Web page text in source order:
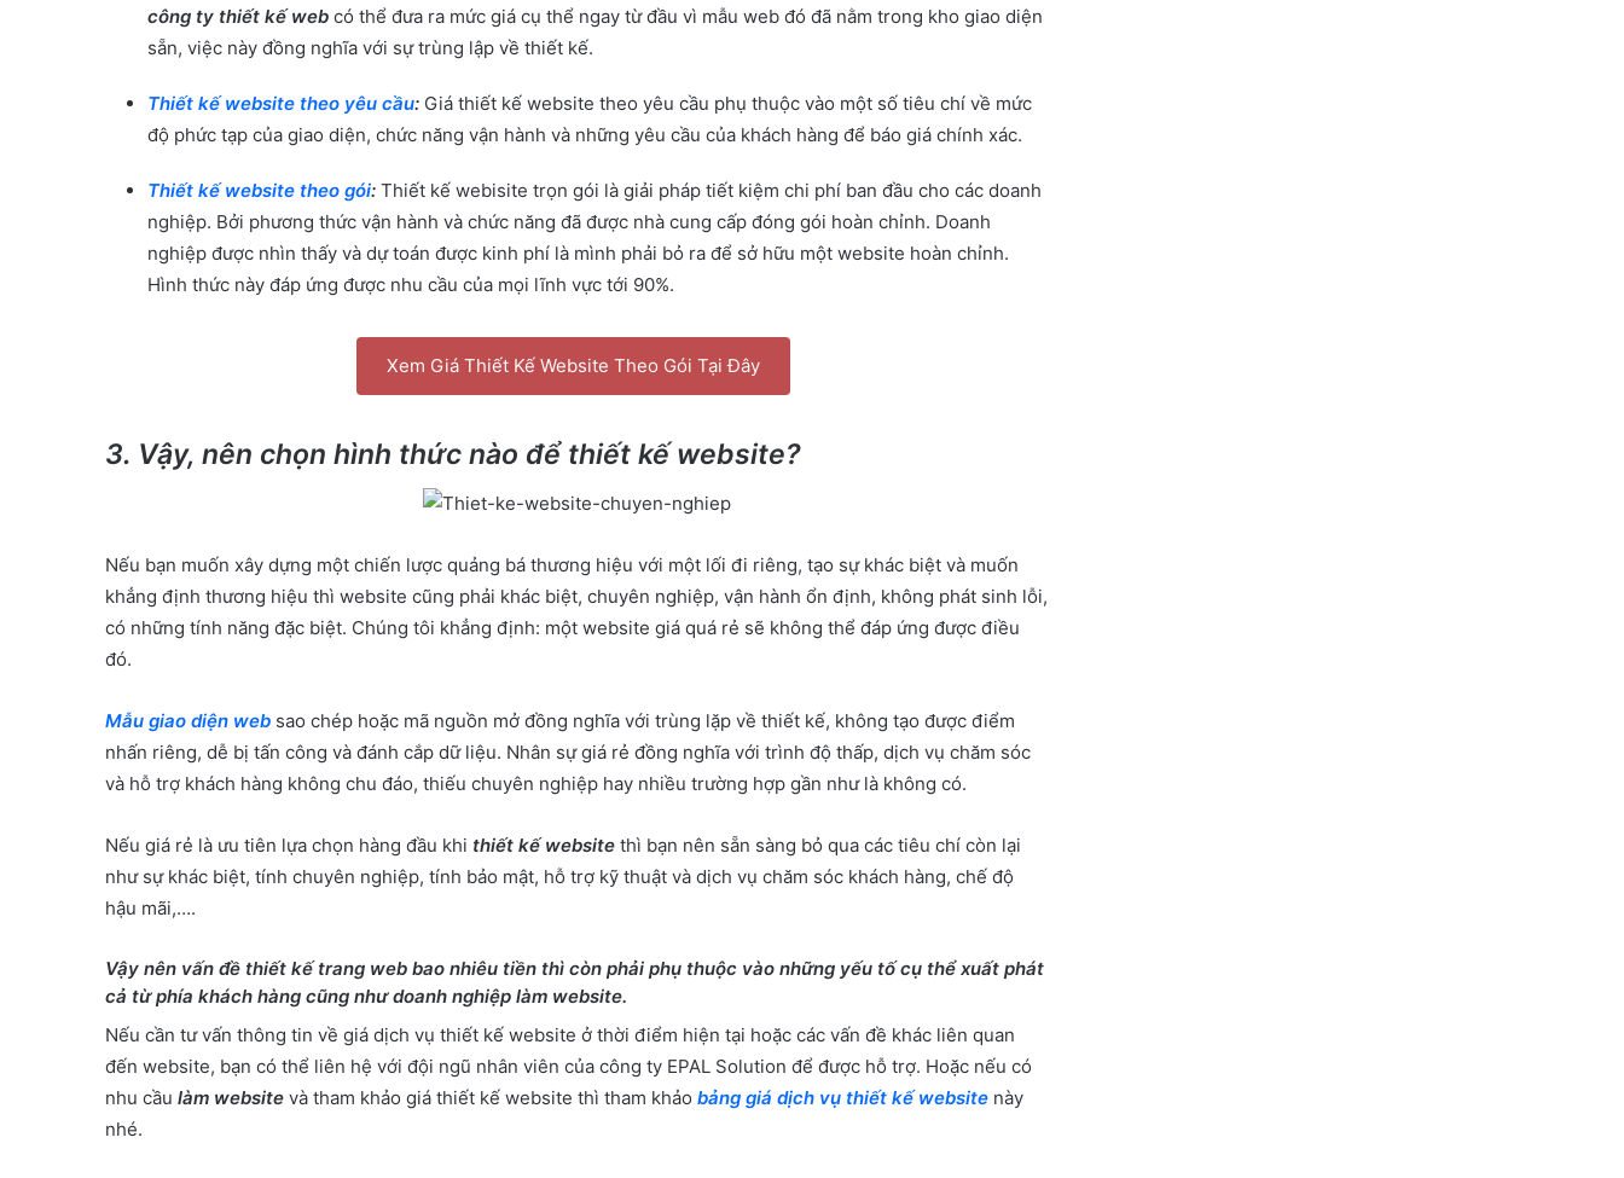
công ty thiết kế web có thể đưa ra mức giá cụ thể ngay từ đầu vì mẫu web đó đã nằm trong kho giao diện
sẵn, việc này đồng nghĩa với sự trùng lập về thiết kế.
Thiết kế website theo yêu cầu: Giá thiết kế website theo yêu cầu phụ thuộc vào một số tiêu chí về mức
độ phức tạp của giao diện, chức năng vận hành và những yêu cầu của khách hàng để báo giá chính xác.
Thiết kế website theo gói: Thiết kế webisite trọn gói là giải pháp tiết kiệm chi phí ban đầu cho các doanh
nghiệp. Bởi phương thức vận hành và chức năng đã được nhà cung cấp đóng gói hoàn chỉnh. Doanh
nghiệp được nhìn thấy và dự toán được kinh phí là mình phải bỏ ra để sở hữu một website hoàn chỉnh.
Hình thức này đáp ứng được nhu cầu của mọi lĩnh vực tới 90%.
Xem Giá Thiết Kế Website Theo Gói Tại Đây
3. Vậy, nên chọn hình thức nào để thiết kế website?
Nếu bạn muốn xây dựng một chiến lược quảng bá thương hiệu với một lối đi riêng, tạo sự khác biệt và muốn
khẳng định thương hiệu thì website cũng phải khác biệt, chuyên nghiệp, vận hành ổn định, không phát sinh lỗi,
có những tính năng đặc biệt. Chúng tôi khẳng định: một website giá quá rẻ sẽ không thể đáp ứng được điều
đó.
Mẫu giao diện web sao chép hoặc mã nguồn mở đồng nghĩa với trùng lặp về thiết kế, không tạo được điểm
nhấn riêng, dễ bị tấn công và đánh cắp dữ liệu. Nhân sự giá rẻ đồng nghĩa với trình độ thấp, dịch vụ chăm sóc
và hỗ trợ khách hàng không chu đáo, thiếu chuyên nghiệp hay nhiều trường hợp gần như là không có.
Nếu giá rẻ là ưu tiên lựa chọn hàng đầu khi thiết kế website thì bạn nên sẵn sàng bỏ qua các tiêu chí còn lại
như sự khác biệt, tính chuyên nghiệp, tính bảo mật, hỗ trợ kỹ thuật và dịch vụ chăm sóc khách hàng, chế độ
hậu mãi,….
Vậy nên vấn đề thiết kế trang web bao nhiêu tiền thì còn phải phụ thuộc vào những yếu tố cụ thể xuất phát
cả từ phía khách hàng cũng như doanh nghiệp làm website.
Nếu cần tư vấn thông tin về giá dịch vụ thiết kế website ở thời điểm hiện tại hoặc các vấn đề khác liên quan
đến website, bạn có thể liên hệ với đội ngũ nhân viên của công ty EPAL Solution để được hỗ trợ. Hoặc nếu có
nhu cầu làm website và tham khảo giá thiết kế website thì tham khảo bảng giá dịch vụ thiết kế website này
nhé.